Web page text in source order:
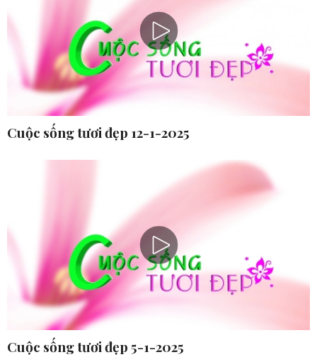
Cuộc sống tươi đẹp 12-1-2025
Cuộc sống tươi đẹp 5-1-2025